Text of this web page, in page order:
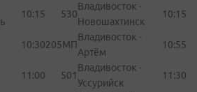
10:15 530
Владивосток -
Новошахтинск
10:15
10:30205МП
Владивосток -
Артём
10:55
11:00 501
Владивосток -
Уссурийск
11:30